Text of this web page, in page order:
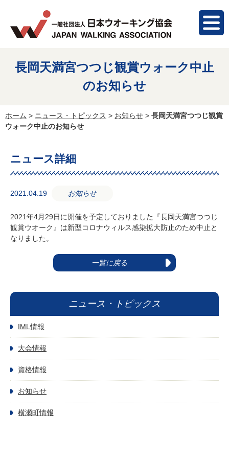
長岡天満宮つつじ観賞ウォーク中止
のお知らせ
ホーム > ニュース・トピックス > お知らせ > 長岡天満宮つつじ観賞
ウォーク中止のお知らせ
ニュース詳細
2021.04.19 お知らせ
2021年4月29日に開催を予定しておりました『長岡天満宮つつじ
観賞ウオーク』は新型コロナウィルス感染拡大防止のため中止と
なりました。
一覧に戻る
ニュース・トピックス
IML情報
大会情報
資格情報
お知らせ
横瀬町情報